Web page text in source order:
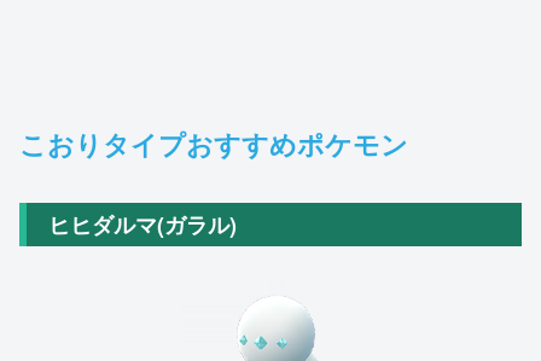
こおりタイプおすすめポケモン
ヒヒダルマ(ガラル)